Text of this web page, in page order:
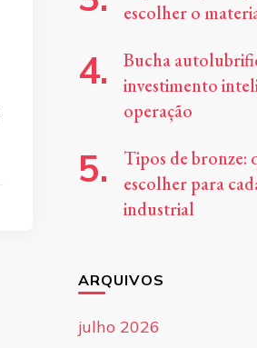
escolher o
Bucha
investimento
operação
Tipos de bronze:
escolher para
industrial
ARQUIVOS
julho 2026